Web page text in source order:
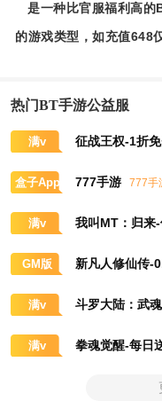
是一种比官服福利高的
的游戏类型，如充值648
热门BT手游公益服
满v 征战王权-1折
盒子App 777手游
777手
满v 我叫MT：归来
GM版 新凡人修仙传-
满v 斗罗大陆：武
满v 拳魂觉醒-每日